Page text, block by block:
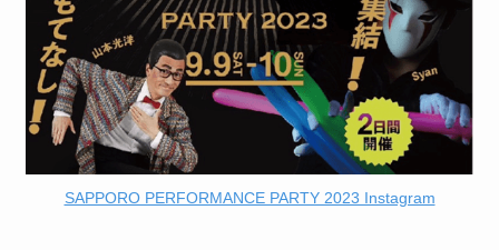
SAPPORO PERFORMANCE PARTY 2023 Instagram